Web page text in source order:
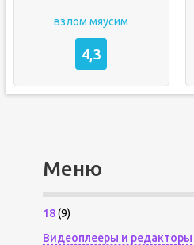
взлом мяусим
4,3
Меню
18(9)
Видеоплееры и редакторы